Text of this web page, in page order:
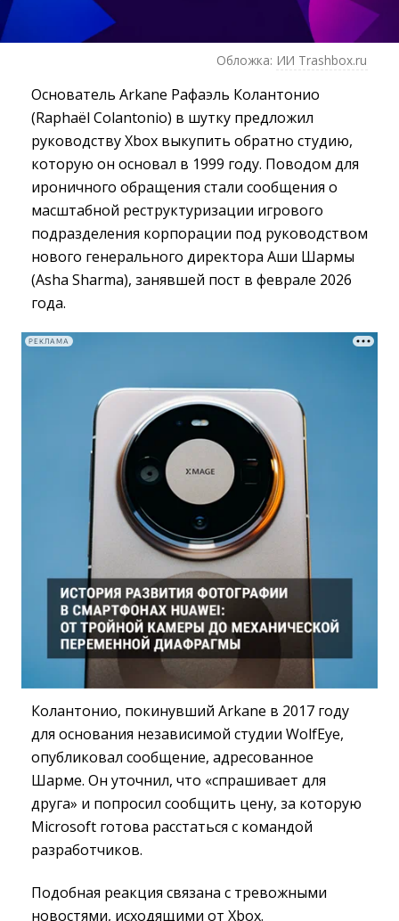
Обложка: ИИ Trashbox.ru
Основатель Arkane Рафаэль Колантонио
(Raphaël Colantonio) в шутку предложил
руководству Xbox выкупить обратно студию,
которую он основал в 1999 году. Поводом для
ироничного обращения стали сообщения о
масштабной реструктуризации игрового
подразделения корпорации под руководством
нового генерального директора Аши Шармы
(Asha Sharma), занявшей пост в феврале 2026
года.
РЕКЛАМА
Колантонио, покинувший Arkane в 2017 году
для основания независимой студии WolfEye,
опубликовал сообщение, адресованное
Шарме. Он уточнил, что «спрашивает для
друга» и попросил сообщить цену, за которую
Microsoft готова расстаться с командой
разработчиков.
Подобная реакция связана с тревожными
новостями, исходящими от Xbox.